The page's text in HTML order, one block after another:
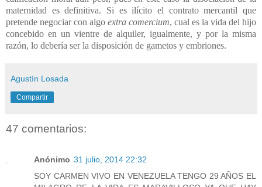
maternidad es definitiva. Si es ilícito el contrato mercantil que
pretende negociar con algo extra comercium, cual es la vida del hijo
concebido en un vientre de alquiler, igualmente, y por la misma
razón, lo debería ser la disposición de gametos y embriones.
Agustín Losada
Compartir
47 comentarios:
Anónimo 31 julio, 2014 22:32
SOY CARMEN VIVO EN VENEZUELA TENGO 29 AÑOS EL